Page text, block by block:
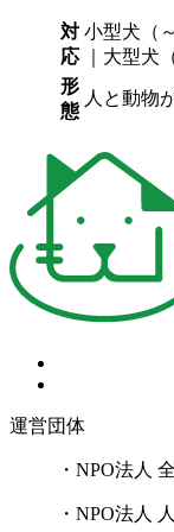
対
応
小型犬（
｜大型犬
形
態
人と動物
運営団体
・NPO法人
・NPO法人